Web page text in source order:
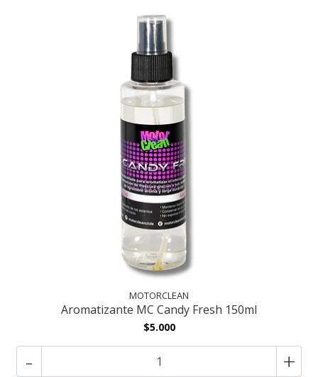
MOTORCLEAN
Aromatizante MC Candy Fresh 150ml
$5.000
- +